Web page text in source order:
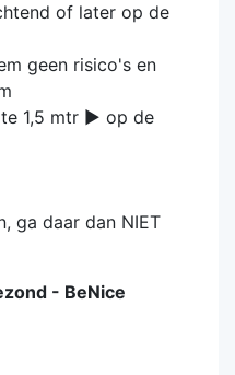
of later op de
geen risico's en
1,5 mtr ► op de
ga daar dan NIET
- BeNice